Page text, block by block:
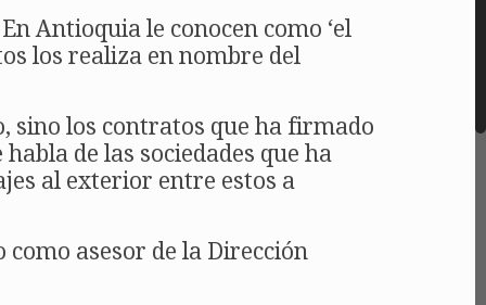
Antioquia le conocen como ‘el
los realiza en nombre del
sino los contratos que ha firmado
habla de las sociedades que ha
al exterior entre estos a
asesor de la Dirección